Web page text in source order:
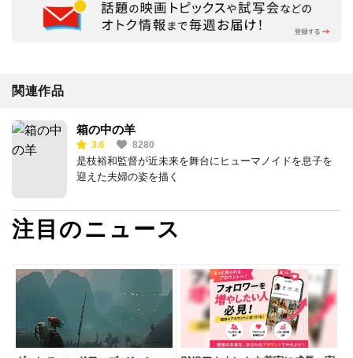
関連作品
箱の中の羊
3.6 8280
是枝裕和監督が近未来を舞台にヒューマノイドを息子を
迎えた夫婦の姿を描く
注目のニュース